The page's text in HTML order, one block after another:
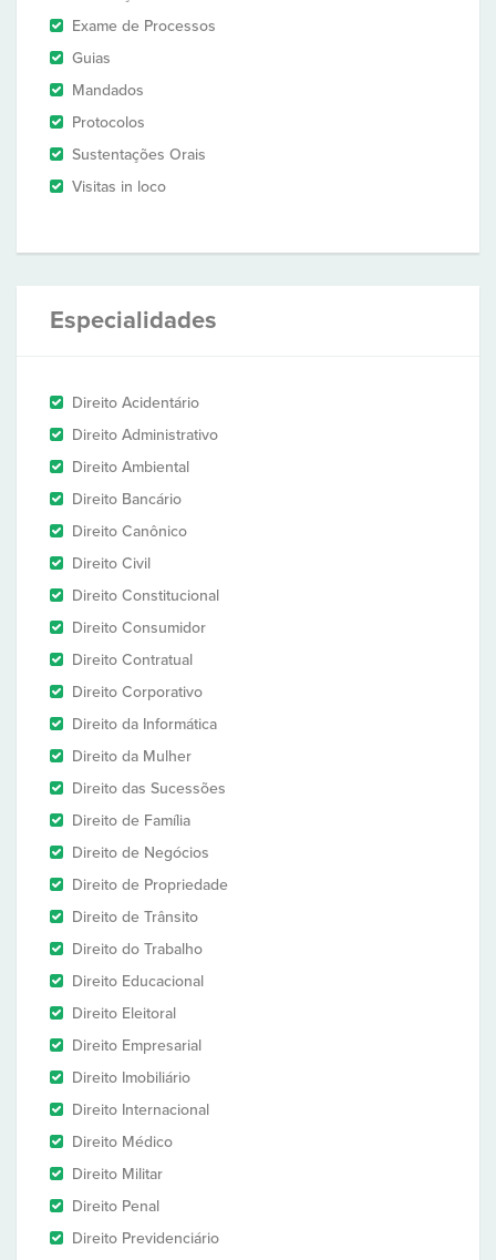
Exame de Processos
Guias
Mandados
Protocolos
Sustentações Orais
Visitas in loco
Especialidades
Direito Acidentário
Direito Administrativo
Direito Ambiental
Direito Bancário
Direito Canônico
Direito Civil
Direito Constitucional
Direito Consumidor
Direito Contratual
Direito Corporativo
Direito da Informática
Direito da Mulher
Direito das Sucessões
Direito de Família
Direito de Negócios
Direito de Propriedade
Direito de Trânsito
Direito do Trabalho
Direito Educacional
Direito Eleitoral
Direito Empresarial
Direito Imobiliário
Direito Internacional
Direito Médico
Direito Militar
Direito Penal
Direito Previdenciário